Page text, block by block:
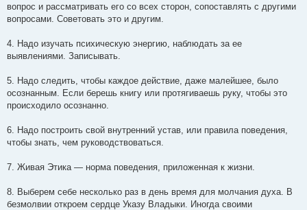
вопрос и рассматривать его со всех сторон, сопоставлять с другими
вопросами. Советовать это и другим.
4. Надо изучать психическую энергию, наблюдать за ее
выявлениями. Записывать.
5. Надо следить, чтобы каждое действие, даже малейшее, было
осознанным. Если берешь книгу или протягиваешь руку, чтобы это
происходило осознанно.
6. Надо построить свой внутренний устав, или правила поведения,
чтобы знать, чем руководствоваться.
7. Живая Этика — норма поведения, приложенная к жизни.
8. Выберем себе несколько раз в день время для молчания духа. В
безмолвии откроем сердце Указу Владыки. Иногда своими